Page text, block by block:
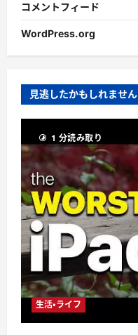
コメントフィード
WordPress.org
見逃したかもしれません
1 分読み取り
生活・ライフ